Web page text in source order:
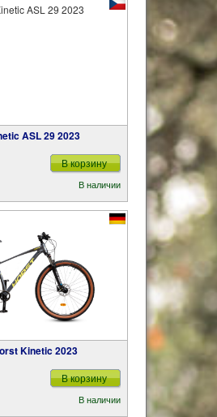
ASL 29 2023
В корзину
В наличии
Kinetic 2023
В корзину
В наличии